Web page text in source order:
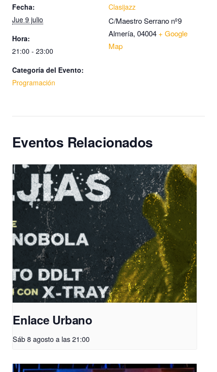
Fecha:
Jue 9 julio
Hora:
21:00 - 23:00
Categoría del Evento:
Programación
Clasijazz
C/Maestro Serrano nº9
Almería, 04004 + Google
Map
Eventos Relacionados
Enlace Urbano
Sáb 8 agosto a las 21:00